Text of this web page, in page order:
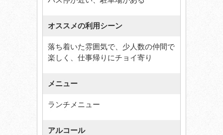
オススメの利用シーン
落ち着いた雰囲気で、少人数の仲間で
楽しく、仕事帰りにチョイ寄り
メニュー
ランチメニュー
アルコール